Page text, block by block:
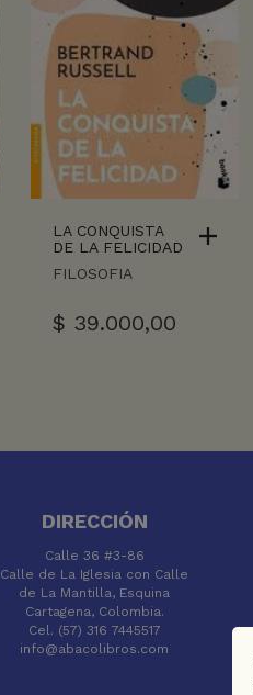
LA CONQUISTA
DE LA FELICIDAD
FILOSOFIA
$ 39.000,00
DIRECCIÓN
Calle 36 #3-86
Calle de La Iglesia con Calle
de La Mantilla, Esquina
Cartagena, Colombia.
Cel. (57) 316 7445517
info@abacolibros.com